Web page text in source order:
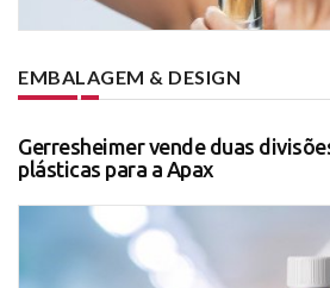
EMBALAGEM & DESIGN
Gerresheimer vende duas
plásticas para a Apax